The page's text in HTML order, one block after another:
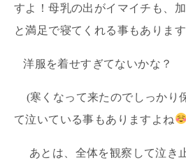
すよ！母乳の出がイマイチも、
と満足で寝てくれる事もありま
洋服を着せすぎてないかな？
(寒くなって来たのでしっかり
て泣いている事もありますよね
あとは、全体を観察して泣き